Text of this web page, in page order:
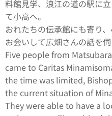
料館見学、浪江の道の駅に
て小高へ。
おれたちの伝承館にも寄り
お会いして広畑さんの話を伺
Five people from
came to Caritas
the time was limited,
the current situation of
They were able to have a